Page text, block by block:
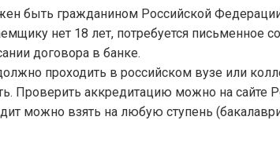
быть гражданином Российской
нет 18 лет, потребуется письменное
договора в банке.
проходить в российском вузе или
Проверить аккредитацию можно на сайте
можно взять на любую ступень